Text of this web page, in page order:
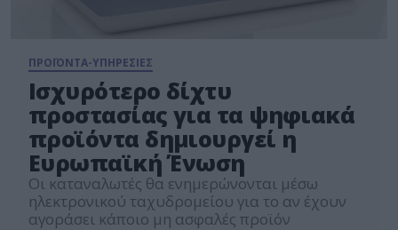
ΠΡΟΪΟΝΤΑ-ΥΠΗΡΕΣΙΕΣ
Iσχυρότερο δίχτυ
προστασίας για τα ψηφιακά
προϊόντα δημιουργεί η
Ευρωπαϊκή Ένωση
Οι καταναλωτές θα ενημερώνονται μέσω
ηλεκτρονικού ταχυδρομείου για το αν έχουν
αγοράσει κάποιο μη ασφαλές προϊόν